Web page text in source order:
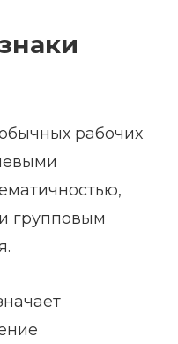
рабочих
групповым